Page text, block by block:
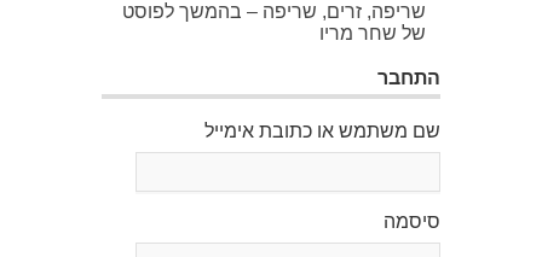
שריפה, זרים, שריפה – בהמשך לפוסט
של שחר מריו
התחבר
שם משתמש או כתובת אימייל
סיסמה